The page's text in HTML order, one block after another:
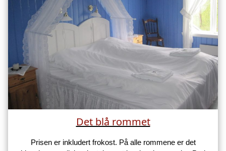
Det blå rommet
Prisen er inkludert frokost. På alle rommene er det